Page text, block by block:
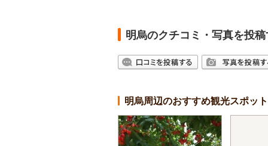
明烏のクチコミ・写真を投
明烏周辺のおすすめ観光スポット